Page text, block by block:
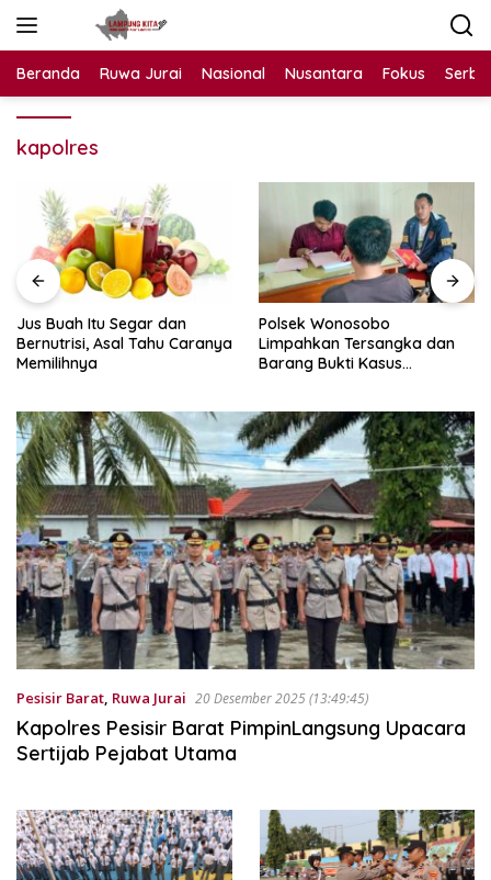
Beranda Ruwa Jurai Nasional Nusantara Fokus
kapolres
Jus Buah Itu Segar dan
Bernutrisi, Asal Tahu Caranya
Memilihnya
Polsek Wonosobo
Limpahkan Tersangka dan
Barang Bukti Kasus
Pesisir Barat, Ruwa Jurai 20 Desember 2025 (13:49:45)
Kapolres Pesisir Barat PimpinLangsung Upacara
Sertijab Pejabat Utama